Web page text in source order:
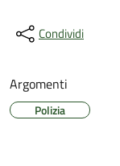
Condividi
Argomenti
Polizia